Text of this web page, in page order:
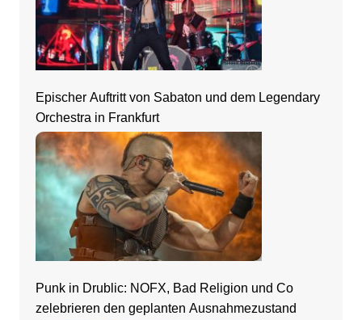
Epischer Auftritt von Sabaton und dem Legendary
Orchestra in Frankfurt
Punk in Drublic: NOFX, Bad Religion und Co
zelebrieren den geplanten Ausnahmezustand